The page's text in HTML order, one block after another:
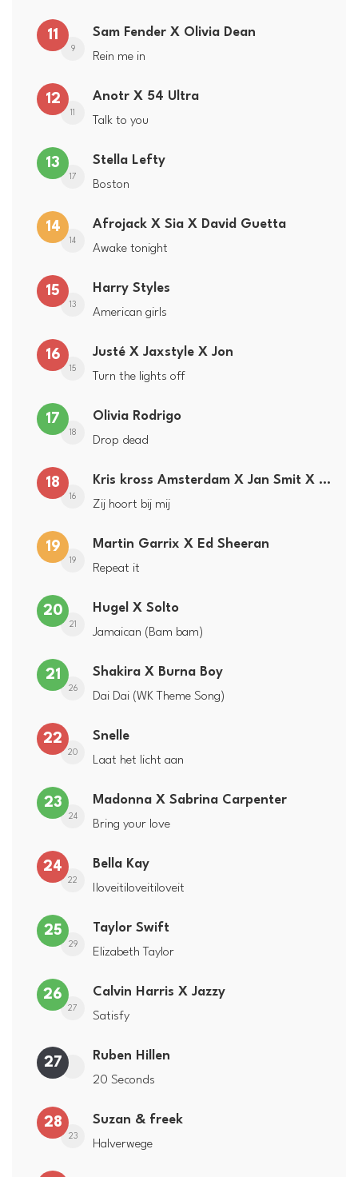
11
9
Sam Fender X Olivia Dean
Rein me in
12
11
Anotr X 54 Ultra
Talk to you
13
17
Stella Lefty
Boston
14
14
Afrojack X Sia X David Guetta
Awake tonight
15
13
Harry Styles
American girls
16
15
Justé X Jaxstyle X Jon
Turn the lights off
17
18
Olivia Rodrigo
Drop dead
18
16
Kris kross Amsterdam X Jan Smit X Frans Bauer
Zij hoort bij mij
19
19
Martin Garrix X Ed Sheeran
Repeat it
20
21
Hugel X Solto
Jamaican (Bam bam)
21
26
Shakira X Burna Boy
Dai Dai (WK Theme Song)
22
20
Snelle
Laat het licht aan
23
24
Madonna X Sabrina Carpenter
Bring your love
24
22
Bella Kay
Iloveitiloveitiloveit
25
29
Taylor Swift
Elizabeth Taylor
26
27
Calvin Harris X Jazzy
Satisfy
27 Ruben Hillen
20 Seconds
28
23
Suzan & freek
Halverwege